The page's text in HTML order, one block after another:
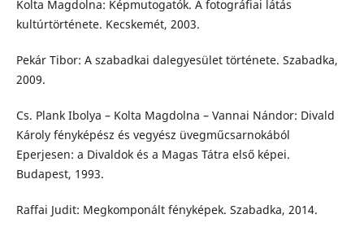
Kolta Magdolna: Képmutogatók. A fotográfiai látás
kultúrtörténete. Kecskemét, 2003.
Pekár Tibor: A szabadkai dalegyesület története. Szabadka,
2009.
Cs. Plank Ibolya – Kolta Magdolna – Vannai Nándor: Divald
Károly fényképész és vegyész üvegműcsarnokából
Eperjesen: a Divaldok és a Magas Tátra első képei.
Budapest, 1993.
Raffai Judit: Megkomponált fényképek. Szabadka, 2014.